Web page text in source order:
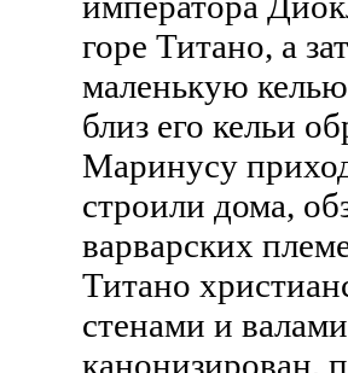
горе Титано, а
маленькую
близ его кельи
Маринусу
строили дома,
варварских
Титано
стенaми и
канонизирован,